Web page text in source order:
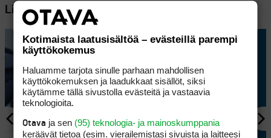
Lisää aiheesta
Kotimaista laatusisältöä – evästeillä parempi
käyttökokemus
Haluamme tarjota sinulle parhaan mahdollisen
käyttökokemuksen ja laadukkaat sisällöt, siksi
käytämme tällä sivustolla evästeitä ja vastaavia
teknologioita.
Otava ja sen (95) teknologia- ja mainoskumppania
keräävät tietoa (esim. vierailemis­tasi sivuista ja laitteesi